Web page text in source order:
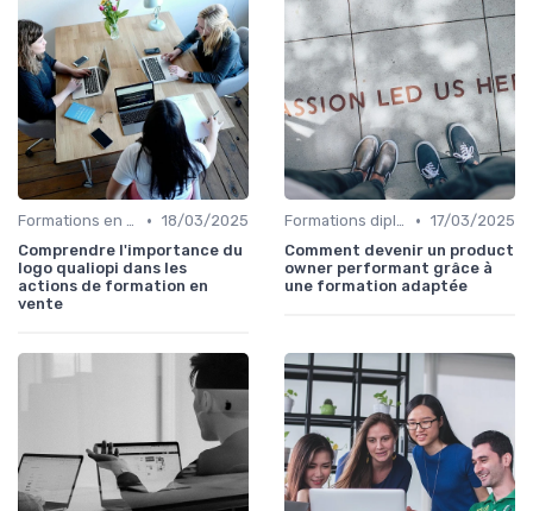
Formations en ligne • 18/03/2025
Comprendre l'importance du
logo qualiopi dans les
actions de formation en
vente
Formations diplômantes • 17/03/2025
Comment devenir un product
owner performant grâce à
une formation adaptée